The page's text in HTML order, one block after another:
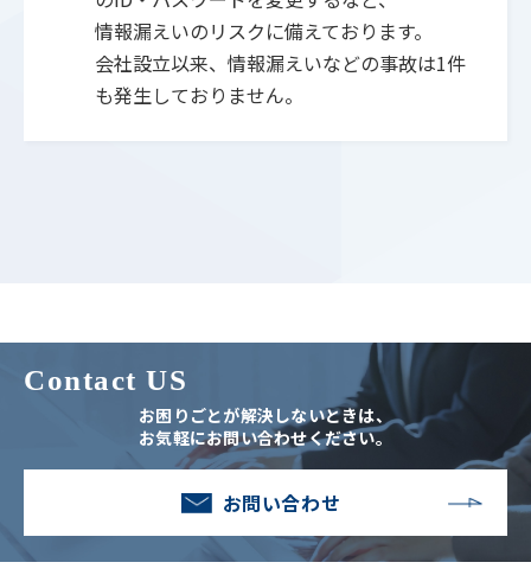
情報漏えいのリスクに備えております。
会社設立以来、情報漏えいなどの事故は1件
も発生しておりません。
Contact US
お困りごとが解決しないときは、
お気軽にお問い合わせください。
お問い合わせ